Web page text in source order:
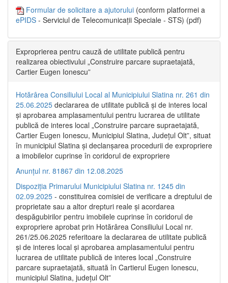
Formular de solicitare a ajutorului (conform platformei a
ePIDS - Serviciul de Telecomunicații Speciale - STS) (pdf)
Exproprierea pentru cauză de utilitate publică pentru
realizarea obiectivului „Construire parcare supraetajată,
Cartier Eugen Ionescu”
Hotărârea Consiliului Local al Municipiului Slatina nr. 261 din
25.06.2025 declararea de utilitate publică și de interes local
și aprobarea amplasamentului pentru lucrarea de utilitate
publică de interes local „Construire parcare supraetajată,
Cartier Eugen Ionescu, Municipiul Slatina, Județul Olt”, situat
în municipiul Slatina și declanșarea procedurii de expropriere
a imobilelor cuprinse în coridorul de expropriere
Anunțul nr. 81867 din 12.08.2025
Dispoziția Primarului Municipiului Slatina nr. 1245 din
02.09.2025 - constituirea comisiei de verificare a dreptului de
proprietate sau a altor drepturi reale și acordarea
despăgubirilor pentru imobilele cuprinse în coridorul de
expropriere aprobat prin Hotărârea Consiliului Local nr.
261/25.06.2025 referitoare la declararea de utilitate publică
și de interes local și aprobarea amplasamentului pentru
lucrarea de utilitate publică de interes local „Construire
parcare supraetajată, situată în Cartierul Eugen Ionescu,
municipiul Slatina, județul Olt”